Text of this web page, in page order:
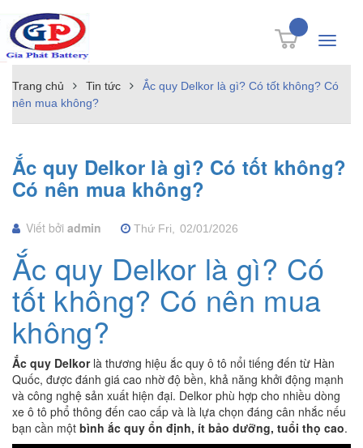
Toggle
Trang chủ Tin tức
Ắc quy Delkor là gì? Có tốt không? Có
nên mua không?
Ắc quy Delkor là gì? Có tốt không?
Có nên mua không?
Viết bởi admin Thứ Fri, 02/01/2026
Ắc quy Delkor là gì? Có
tốt không? Có nên mua
không?
Ắc quy Delkorlà thương hiệu ắc quy ô tô nổi tiếng đến từ Hàn
Quốc, được đánh giá cao nhờ độ bền, khả năng khởi động mạnh
và công nghệ sản xuất hiện đại. Delkor phù hợp cho nhiều dòng
xe ô tô phổ thông đến cao cấp và là lựa chọn đáng cân nhắc nếu
bạn cần một bình ắc quy ổn định, ít bảo dưỡng, tuổi thọ cao.